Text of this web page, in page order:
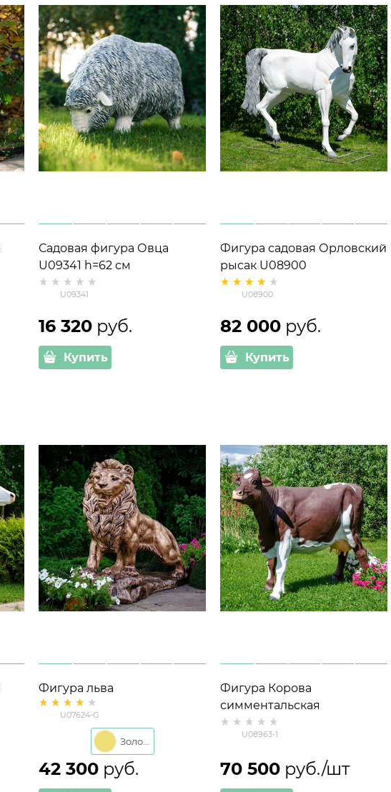
Садовая фигура Овца
U09341 h=62 см
U09341
16 320 руб.
Купить
Фигура садовая Орловский
рысак U08900
U08900
82 000 руб.
Купить
Фигура льва
U07624-G
Золото
42 300 руб.
Фигура Корова
симментальская
U08963-1
70 500 руб./шт